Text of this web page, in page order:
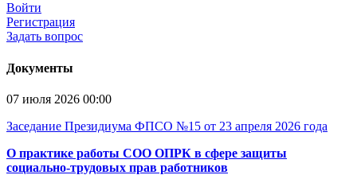
Войти
Регистрация
Задать вопрос
Документы
07 июля 2026 00:00
Заседание Президиума ФПСО №15 от 23 апреля 2026 года
О практике работы СОО ОПРК в сфере защиты
социально-трудовых прав работников